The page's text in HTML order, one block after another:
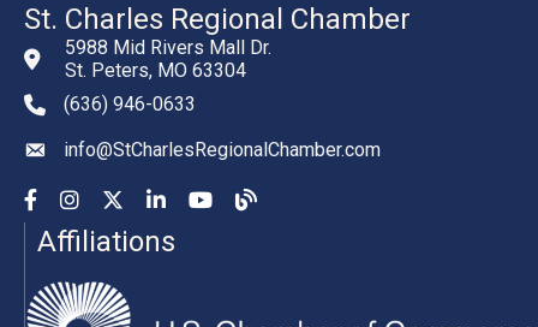
St. Charles Regional Chamber
5988 Mid Rivers Mall Dr.
St. Peters, MO 63304
phone number
(636) 946-0633
emailinfo@StCharlesRegionalChamber.com
Facebook
InstagramYouTubeLinkedInYouTubeChamber Blog
Affiliations